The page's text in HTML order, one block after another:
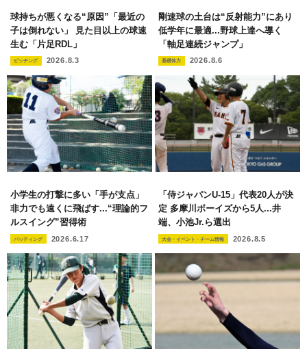
球持ちが悪くなる“原因”「最近の
子は倒れない」 見た目以上の球速
生む「片足RDL」
ピッチング 2026.8.3
剛速球の土台は“反射能力”にあり
低学年に最適...野球上達へ導く
「軸足連続ジャンプ」
基礎体力 2026.8.6
小学生の打撃に多い「手が支点」
非力でも遠くに飛ばす...“理論的フ
ルスイング”習得術
バッティング 2026.6.17
「侍ジャパンU-15」代表20人が決
定 多摩川ボーイズから5人...井
端、小池Jr.ら選出
大会・イベント・チーム情報 2026.8.5